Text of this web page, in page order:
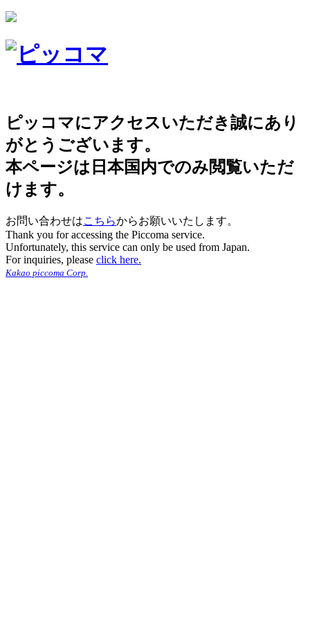
ピッコマにアクセスいただき誠にあり
がとうございます。
本ページは日本国内でのみ閲覧いただ
けます。
お問い合わせはこちらからお願いいたします。
Thank you for accessing the Piccoma service.
Unfortunately, this service can only be used from Japan.
For inquiries, please click here.
Kakao piccoma Corp.